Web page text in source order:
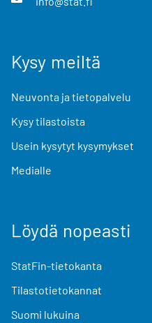
Kysy meiltä
Neuvonta ja tietopalvelu
Kysy tilastoista
Usein kysytyt kysymykset
Medialle
Löydä nopeasti
StatFin-tietokanta
Tilastotietokannat
Suomi lukuina